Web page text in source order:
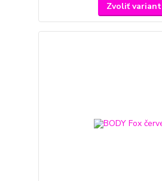
Zvoliť variant